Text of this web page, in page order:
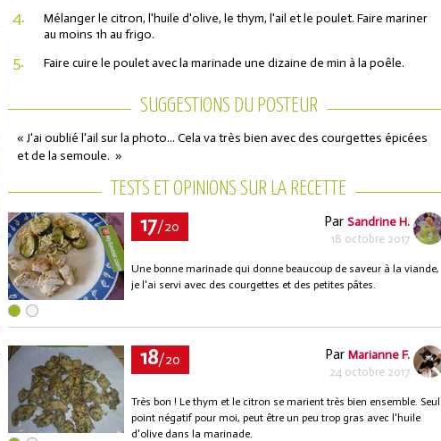
4.
Mélanger le citron, l'huile d'olive, le thym, l'ail et le poulet. Faire mariner
au moins 1h au frigo.
5. Faire cuire le poulet avec la marinade une dizaine de min à la poêle.
SUGGESTIONS DU POSTEUR
« J'ai oublié l'ail sur la photo... Cela va très bien avec des courgettes épicées
et de la semoule. »
TESTS ET OPINIONS SUR LA RECETTE
17/20 Par Sandrine H.
18 octobre 2017
Une bonne marinade qui donne beaucoup de saveur à la viande,
je l'ai servi avec des courgettes et des petites pâtes.
18/20 Par Marianne F.
24 octobre 2017
Très bon ! Le thym et le citron se marient très bien ensemble. Seul
point négatif pour moi, peut être un peu trop gras avec l'huile
d'olive dans la marinade.